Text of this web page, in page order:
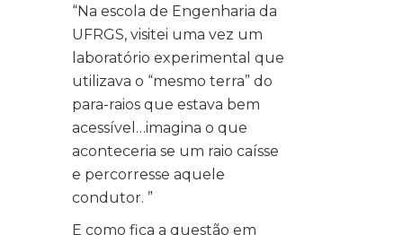
“Na escola de Engenharia da
UFRGS, visitei uma vez um
laboratório experimental que
utilizava o “mesmo terra” do
para-raios que estava bem
acessível…imagina o que
aconteceria se um raio caísse
e percorresse aquele
condutor. ”
E como fica a questão em